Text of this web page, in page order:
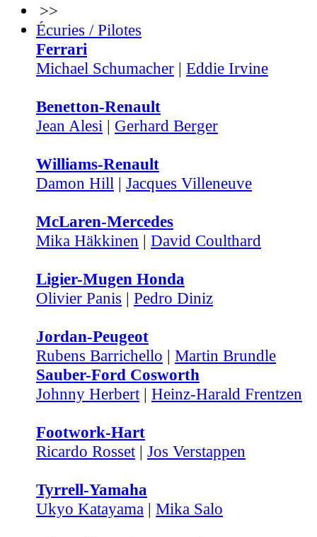
>>
Écuries / Pilotes
Ferrari
Michael Schumacher | Eddie Irvine
Benetton-Renault
Jean Alesi | Gerhard Berger
Williams-Renault
Damon Hill | Jacques Villeneuve
McLaren-Mercedes
Mika Häkkinen | David Coulthard
Ligier-Mugen Honda
Olivier Panis | Pedro Diniz
Jordan-Peugeot
Rubens Barrichello | Martin Brundle
Sauber-Ford Cosworth
Johnny Herbert | Heinz-Harald Frentzen
Footwork-Hart
Ricardo Rosset | Jos Verstappen
Tyrrell-Yamaha
Ukyo Katayama | Mika Salo